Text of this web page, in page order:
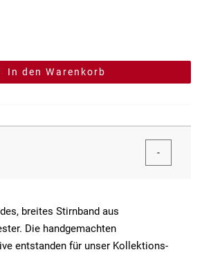
In den Warenkorb
breites Stirnband aus
Die handgemachten
entstanden für unser Kollektions-